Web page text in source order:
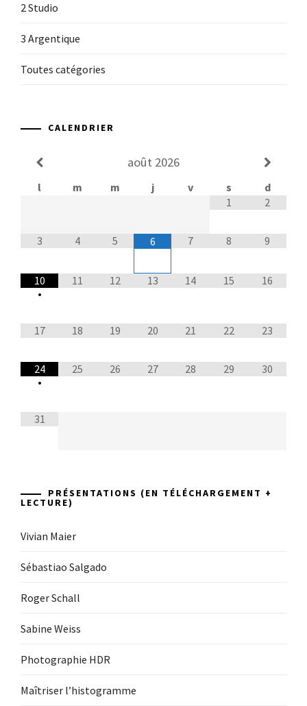
2 Studio
3 Argentique
Toutes catégories
CALENDRIER
août 2026
l m m j v s
d
1
2
3 4 5 6 7 8 9
10
•
11 12 13 14 15 16
17 18 19 20 21 22 23
24
•
25 26 27 28 29 30
31
PRÉSENTATIONS (EN TÉLÉCHARGEMENT +
LECTURE)
Vivian Maier
Sébastiao Salgado
Roger Schall
Sabine Weiss
Photographie HDR
Maîtriser l’histogramme